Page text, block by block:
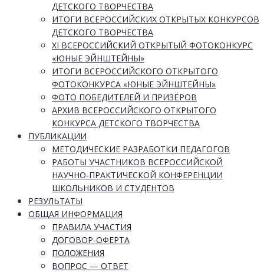
ДЕТСКОГО ТВОРЧЕСТВА
ИТОГИ ВСЕРОССИЙСКИХ ОТКРЫТЫХ КОНКУРСОВ
ДЕТСКОГО ТВОРЧЕСТВА
XI ВСЕРОССИЙСКИЙ ОТКРЫТЫЙ ФОТОКОНКУРС
«ЮНЫЕ ЭЙНШТЕЙНЫ»
ИТОГИ ВСЕРОССИЙСКОГО ОТКРЫТОГО
ФОТОКОНКУРСА «ЮНЫЕ ЭЙНШТЕЙНЫ»
ФОТО ПОБЕДИТЕЛЕЙ И ПРИЗЁРОВ
АРХИВ ВСЕРОССИЙСКОГО ОТКРЫТОГО
КОНКУРСА ДЕТСКОГО ТВОРЧЕСТВА
ПУБЛИКАЦИИ
МЕТОДИЧЕСКИЕ РАЗРАБОТКИ ПЕДАГОГОВ
РАБОТЫ УЧАСТНИКОВ ВСЕРОССИЙСКОЙ
НАУЧНО-ПРАКТИЧЕСКОЙ КОНФЕРЕНЦИИ
ШКОЛЬНИКОВ И СТУДЕНТОВ
РЕЗУЛЬТАТЫ
ОБЩАЯ ИНФОРМАЦИЯ
ПРАВИЛА УЧАСТИЯ
ДОГОВОР-ОФЕРТА
ПОЛОЖЕНИЯ
ВОПРОС — ОТВЕТ